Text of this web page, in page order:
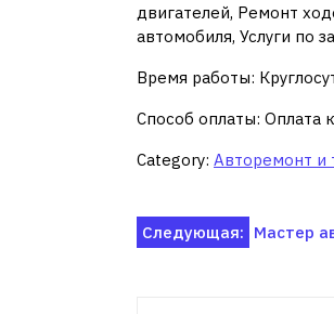
двигателей, Ремонт
автомобиля, Услуги по
Время работы:
Способ оплаты: Оплата
Category: Авторемонт и
Навигация
Следующая: Мастер